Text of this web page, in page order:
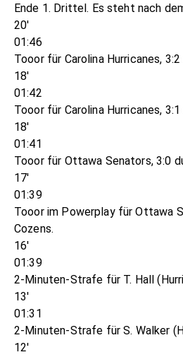
Ende 1. Drittel. Es steht nach
20'
01:46
Tooor für Carolina Hurricanes, 3:2
18'
01:42
Tooor für Carolina Hurricanes,
18'
01:41
Tooor für Ottawa Senators, 3:0
17'
01:39
Tooor im Powerplay für Ottawa
Cozens.
16'
01:39
2-Minuten-Strafe für T. Hall
13'
01:31
2-Minuten-Strafe für S. Walker
12'